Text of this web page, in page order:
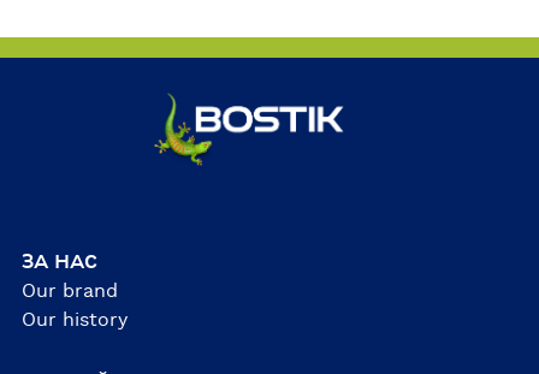
ЗА НАC
Our brand
Our history